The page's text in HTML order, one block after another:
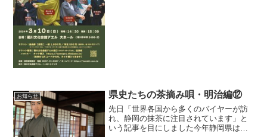
お知らせ 県史たちの茶摘み唄・明治編⑫
先日「世界各国から多くのバイヤーが訪
れ、静岡の抹茶に注目されています」と
いう記事を目にしました今年静岡県は一